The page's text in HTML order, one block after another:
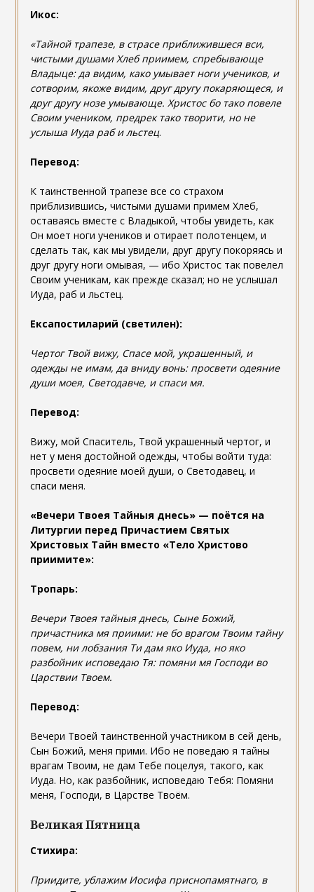
Икос:
«Тайной трапезе, в страсе приближившеся вси,
чистыми душами Хлеб приимем, спребывающе
Владыце: да видим, како умывает ноги учеников, и
сотворим, якоже видим, друг другу покаряющеся, и
друг другу нозе умывающе. Христос бо тако повеле
Своим учеником, предрек тако творити, но не
услыша Иуда раб и льстец.
Перевод:
К таинственной трапезе все со страхом
приблизившись, чистыми душами примем Хлеб,
оставаясь вместе с Владыкой, чтобы увидеть, как
Он моет ноги учеников и отирает полотенцем, и
сделать так, как мы увидели, друг другу покоряясь и
друг другу ноги омывая, — ибо Христос так повелел
Своим ученикам, как прежде сказал; но не услышал
Иуда, раб и льстец.
Ексапостиларий (светилен):
Чертог Твой вижу, Спасе мой, украшенный, и
одежды не имам, да вниду вонь: просвети одеяние
души моея, Светодавче, и спаси мя.
Перевод:
Вижу, мой Спаситель, Твой украшенный чертог, и
нет у меня достойной одежды, чтобы войти туда:
просвети одеяние моей души, о Светодавец, и
спаси меня.
«Вечери Твоея Тайныя днесь» — поётся на
Литургии перед Причастием Святых
Христовых Тайн вместо «Тело Христово
приимите»:
Тропарь:
Вечери Твоея тайныя днесь, Сыне Божий,
причастника мя приими: не бо врагом Твоим тайну
повем, ни лобзания Ти дам яко Иуда, но яко
разбойник исповедаю Тя: помяни мя Господи во
Царствии Твоем.
Перевод:
Вечери Твоей таинственной участником в сей день,
Сын Божий, меня прими. Ибо не поведаю я тайны
врагам Твоим, не дам Тебе поцелуя, такого, как
Иуда. Но, как разбойник, исповедаю Тебя: Помяни
меня, Господи, в Царстве Твоём.
Великая Пятница
Стихира:
Приидите, ублажим Иосифа приснопамятнаго, в